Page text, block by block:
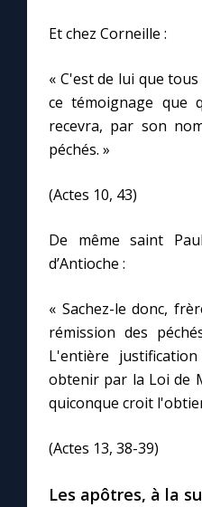
Et chez Corneille :
« C'est de lui que
ce témoignage que
recevra, par son
péchés. »
(Actes 10, 43)
De même saint
d’Antioche :
« Sachez-le donc,
rémission des
L'entière
obtenir par la Loi de
quiconque croit
(Actes 13, 38-39)
Les apôtres, à la